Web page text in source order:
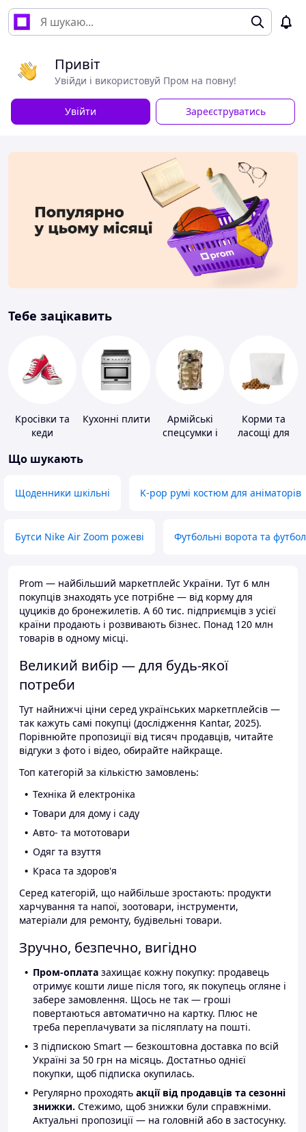
Привіт
Увійди і використовуй Пром на повну!
Увійти Зареєструватись
Тебе зацікавить
Кросівки та
кеди
Кухонні плити
Армійські
спецсумки і
Корми та
ласощі для
Що шукають
Щоденники шкільні K-pop румі костюм для аніматорів
Бутси Nike Air Zoom рожеві Футбольні ворота та
Prom — найбільший маркетплейс України. Тут 6 млн
покупців знаходять усе потрібне — від корму для
цуциків до бронежилетів. А 60 тис. підприємців з усієї
країни продають і розвивають бізнес. Понад 120 млн
товарів в одному місці.
Великий вибір — для будь-якої
потреби
Тут найнижчі ціни серед українських маркетплейсів —
так кажуть самі покупці (дослідження Kantar, 2025).
Порівнюйте пропозиції від тисяч продавців, читайте
відгуки з фото і відео, обирайте найкраще.
Топ категорій за кількістю замовлень:
Техніка й електроніка
Товари для дому і саду
Авто- та мототовари
Одяг та взуття
Краса та здоров'я
Серед категорій, що найбільше зростають: продукти
харчування та напої, зоотовари, інструменти,
матеріали для ремонту, будівельні товари.
Зручно, безпечно, вигідно
Пром-оплата захищає кожну покупку: продавець
отримує кошти лише після того, як покупець огляне і
забере замовлення. Щось не так — гроші
повертаються автоматично на картку. Плюс не
треба переплачувати за післяплату на пошті.
З підпискою Smart — безкоштовна доставка по всій
Україні за 50 грн на місяць. Достатньо однієї
покупки, щоб підписка окупилась.
Регулярно проходять акції від продавців та сезонні
знижки. Стежимо, щоб знижки були справжніми.
Актуальні пропозиції — на головній або в застосунку.